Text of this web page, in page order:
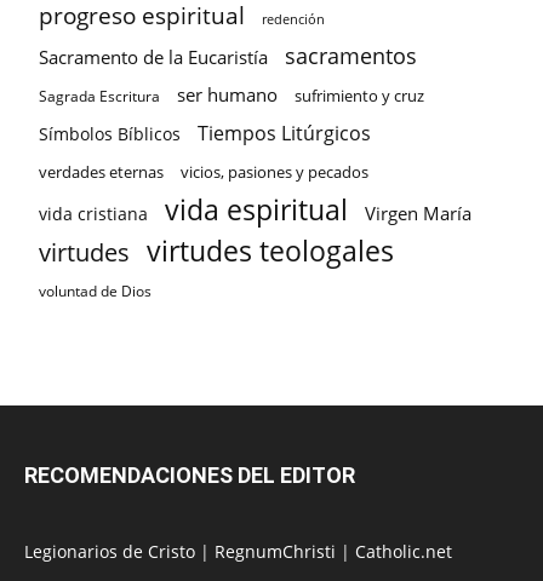
progreso espiritual redención
Sacramento de la Eucaristía sacramentos
Sagrada Escritura ser humano sufrimiento y cruz
Símbolos Bíblicos Tiempos Litúrgicos
verdades eternas vicios, pasiones y pecados
vida cristiana vida espiritual Virgen María
virtudes virtudes teologales
voluntad de Dios
RECOMENDACIONES DEL EDITOR
Legionarios de Cristo | RegnumChristi | Catholic.net